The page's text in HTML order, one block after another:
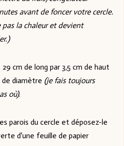
avant de foncer votre cercle.
pas la chaleur et devient
cm de long par 3,5 cm de haut
de diamètre (je fais toujours
où).
parois du cercle et déposez-le
d'une feuille de papier